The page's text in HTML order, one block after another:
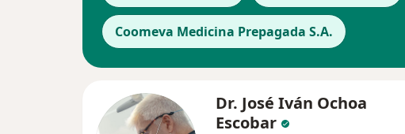
Coomeva Medicina Prepagada S.A.
Dr. José Iván Ochoa
Escobar